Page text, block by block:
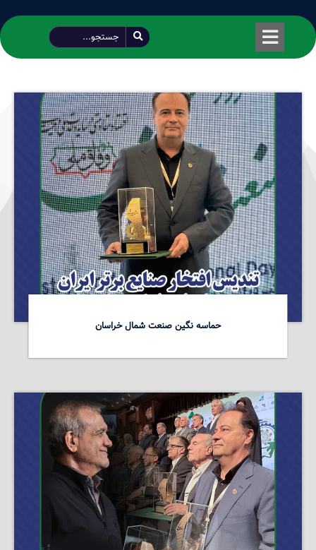
طراحی شده توسط محمود سیفی | 4215 887 0915
حماسه نگین صنعت شمال خراسان